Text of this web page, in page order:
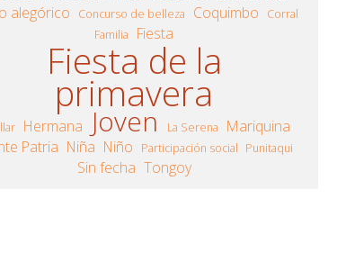
alegórico Concurso de belleza Coquimbo
Corral
Familia
Fiesta
Fiesta de la
primavera
Hermana Joven La Serena
Mariquina
Patria Niña Niño Participación social Punitaqui
Sin fecha Tongoy